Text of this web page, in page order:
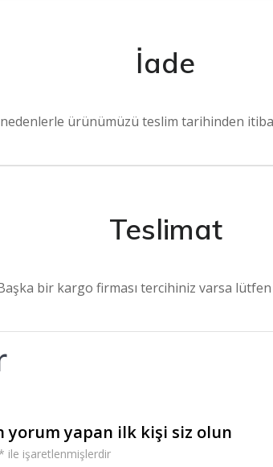
İade
nedenlerle ürünümüzü teslim tarihinden
Teslimat
Başka bir kargo firması tercihiniz varsa
yorum yapan ilk kişi siz olun
ile işaretlenmişlerdir